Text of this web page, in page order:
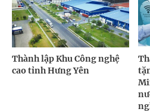
Thành lập Khu Công nghệ
cao tỉnh Hưng Yên